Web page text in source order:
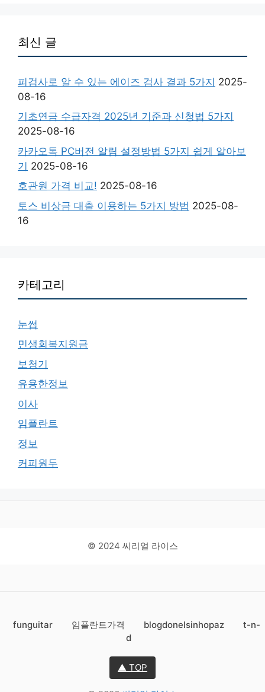
최신 글
피검사로 알 수 있는 에이즈 검사 결과 5가지 2025-
08-16
기초연금 수급자격 2025년 기준과 신청법 5가지
2025-08-16
카카오톡 PC버전 알림 설정방법 5가지 쉽게 알아보
기 2025-08-16
호관원 가격 비교! 2025-08-16
토스 비상금 대출 이용하는 5가지 방법 2025-08-
16
카테고리
눈썹
민생회복지원금
보청기
유용한정보
이사
임플란트
정보
커피원두
© 2024 씨리얼 라이스
funguitar 임플란트가격 blogdonelsinhopaz
t-n-
d
▲ TOP